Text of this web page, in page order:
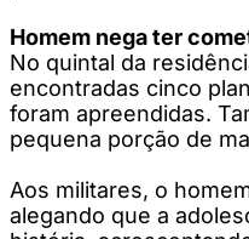
Homem nega ter
No quintal da
encontradas cinco
foram apreendidas.
pequena porção de
Aos militares, o
alegando que a